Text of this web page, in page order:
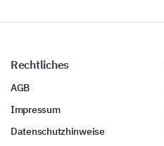
Rechtliches
AGB
Impressum
Datenschutzhinweise